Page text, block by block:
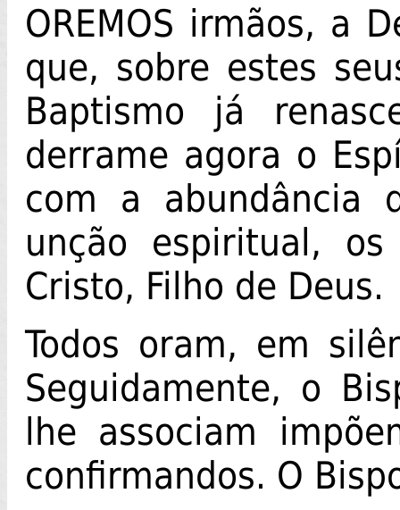
OREMOS irmãos, a
que, sobre estes
Baptismo já
derrame agora o
com a abundância
unção espiritual,
Cristo, Filho de Deus.
Todos oram, em
Seguidamente, o
lhe associam
confirmandos. O